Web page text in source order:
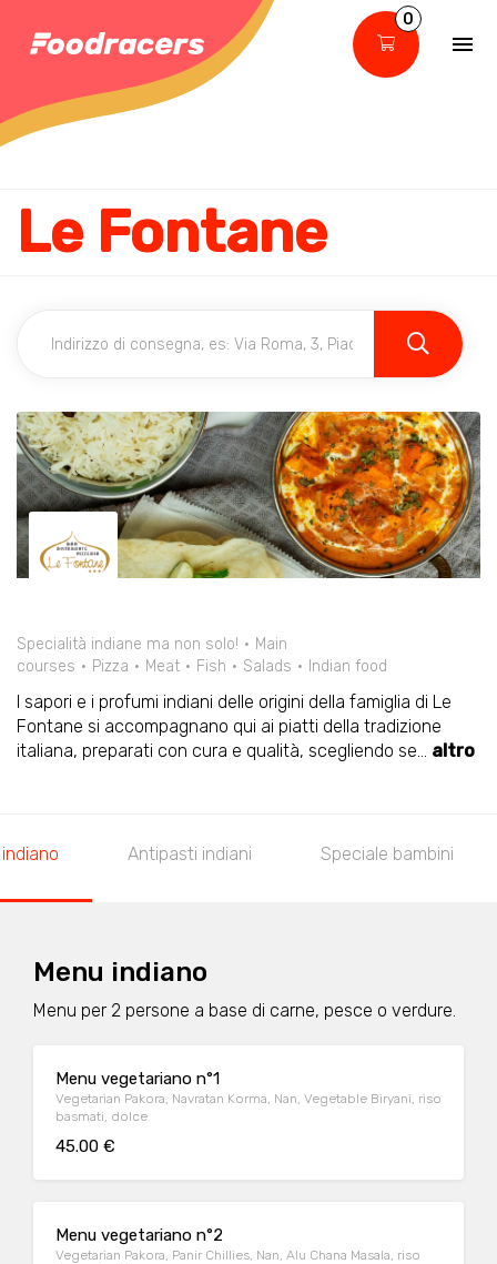
0
Le Fontane
Specialità indiane ma non solo!
Main
courses
Pizza Meat Fish Salads Indian food
I sapori e i profumi indiani delle origini della famiglia di Le
Fontane si accompagnano qui ai piatti della tradizione
italiana, preparati con cura e qualità, scegliendo se... altro
Menu indiano Antipasti indiani Speciale
Menu indiano
Menu per 2 persone a base di carne, pesce o verdure.
Menu vegetariano n°1
Vegetarian Pakora, Navratan Korma, Nan, Vegetable Biryani, riso
basmati, dolce
45.00 €
Menu vegetariano n°2
Vegetarian Pakora, Panir Chillies, Nan, Alu Chana Masala, riso